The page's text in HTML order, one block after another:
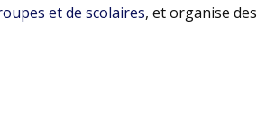
et de scolaires, et organise des